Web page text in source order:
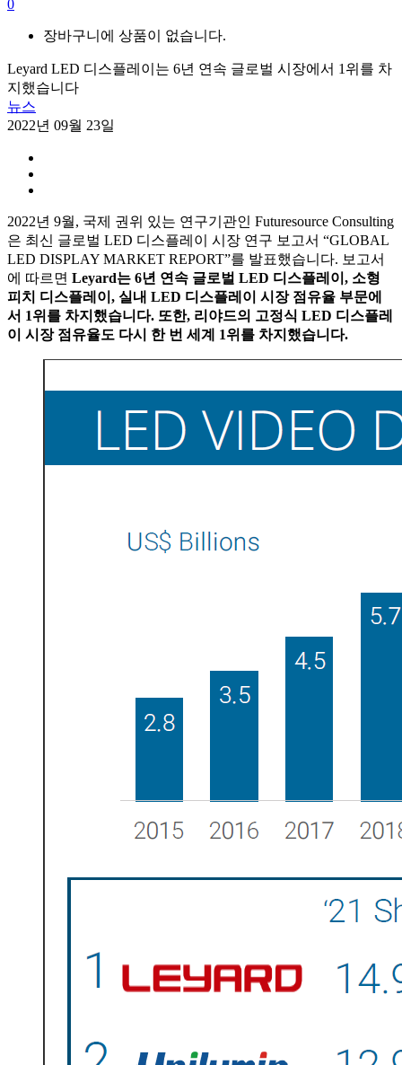
0
장바구니에 상품이 없습니다.
Leyard LED 디스플레이는 6년 연속 글로벌 시장에서 1위를 차
지했습니다
뉴스
2022년 09월 23일
2022년 9월, 국제 권위 있는 연구기관인 Futuresource Consulting
은 최신 글로벌 LED 디스플레이 시장 연구 보고서 “GLOBAL
LED DISPLAY MARKET REPORT”를 발표했습니다. 보고서
에 따르면 Leyard는 6년 연속 글로벌 LED 디스플레이, 소형
피치 디스플레이, 실내 LED 디스플레이 시장 점유율 부문에
서 1위를 차지했습니다. 또한, 리야드의 고정식 LED 디스플레
이 시장 점유율도 다시 한 번 세계 1위를 차지했습니다.